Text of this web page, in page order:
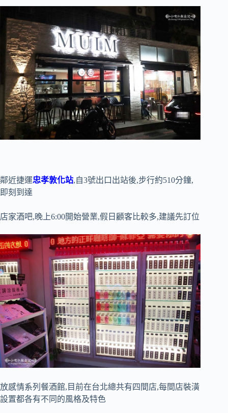
鄰近捷運忠孝敦化站,自3號出口出站後,步行約510分鐘,
即刻到達
店家酒吧,晚上6:00開始營業,假日顧客比較多,建議先訂位
放感情系列餐酒館,目前在台北總共有四間店,每間店裝潢
設置都各有不同的風格及特色